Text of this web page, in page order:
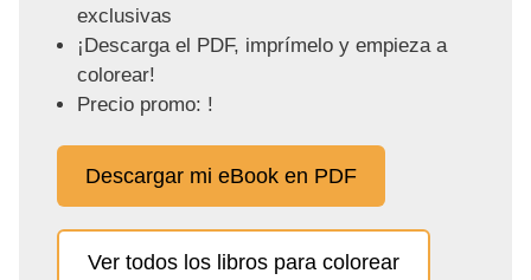
exclusivas
¡Descarga el PDF, imprímelo y empieza a
colorear!
Precio promo: !
Descargar mi eBook en PDF
Ver todos los libros para colorear